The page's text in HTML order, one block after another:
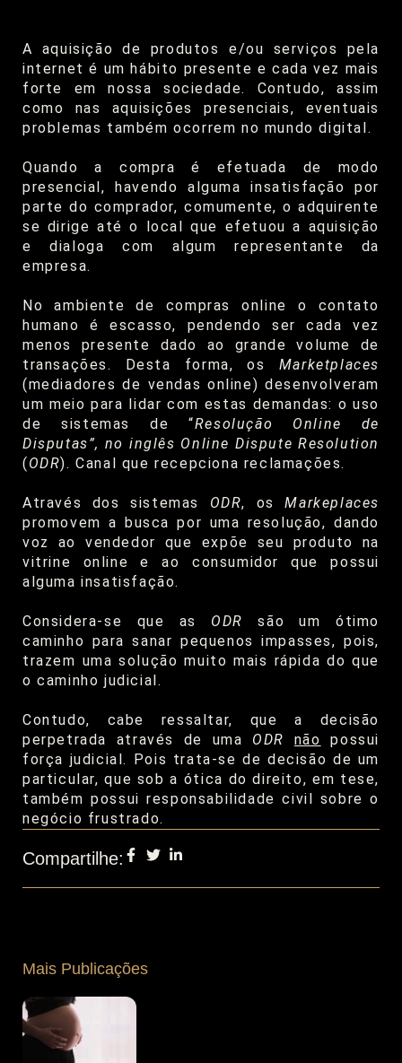
A aquisição de produtos e/ou serviços pela
internet é um hábito presente e cada vez mais
forte em nossa sociedade. Contudo, assim
como nas aquisições presenciais, eventuais
problemas também ocorrem no mundo digital.
Quando a compra é efetuada de modo
presencial, havendo alguma insatisfação por
parte do comprador, comumente, o adquirente
se dirige até o local que efetuou a aquisição
e dialoga com algum representante da
empresa.
No ambiente de compras online o contato
humano é escasso, pendendo ser cada vez
menos presente dado ao grande volume de
transações. Desta forma, os Marketplaces
(mediadores de vendas online) desenvolveram
um meio para lidar com estas demandas: o uso
de sistemas de “Resolução Online de
Disputas”, no inglês Online Dispute Resolution
(ODR). Canal que recepciona reclamações.
Através dos sistemas ODR, osMarkeplaces
promovem a busca por uma resolução, dando
voz ao vendedor que expõe seu produto na
vitrine online e ao consumidor que possui
alguma insatisfação.
Considera-se que as ODRsão um ótimo
caminho para sanar pequenos impasses, pois,
trazem uma solução muito mais rápida do que
o caminho judicial.
Contudo, cabe ressaltar, que a decisão
perpetrada através de uma ODR não possui
força judicial. Pois trata-se de decisão de um
particular, que sob a ótica do direito, em tese,
também possui responsabilidade civil sobre o
negócio frustrado.
Compartilhe:
Mais Publicações